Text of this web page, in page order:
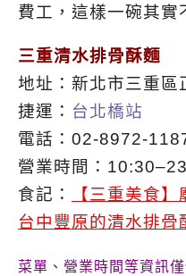
費工，這樣一碗其實
三重清水排骨酥麵
地址：新北市三重區
捷運： 台北橋站
電話：02-8972-
營業時間：
食記：
【三重美食
台中豐原的清水排骨
菜單、營業時間等資訊